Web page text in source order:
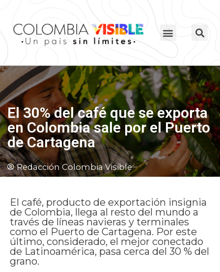
El 30% del café que se exporta
en Colombia sale por el Puerto
de Cartagena
Redacción Colombia Visible
El café, producto de exportación insignia
de Colombia, llega al resto del mundo a
través de líneas navieras y terminales
como el Puerto de Cartagena. Por este
último, considerado, el mejor conectado
de Latinoamérica, pasa cerca del 30 % del
grano.